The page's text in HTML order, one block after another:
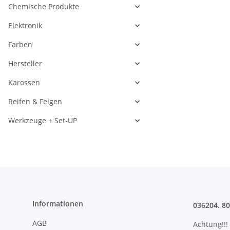
Chemische Produkte
Elektronik
Farben
Hersteller
Karossen
Reifen & Felgen
Werkzeuge + Set-UP
Informationen
AGB
036204.
Achtung!!!